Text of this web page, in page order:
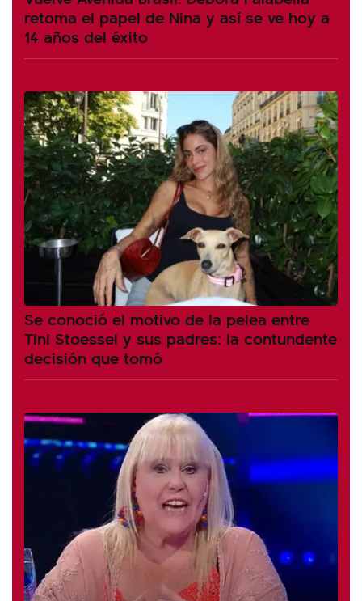
retoma el papel de Nina y así se ve hoy a
14 años del éxito
Se conoció el motivo de la pelea entre
Tini Stoessel y sus padres: la contundente
decisión que tomó